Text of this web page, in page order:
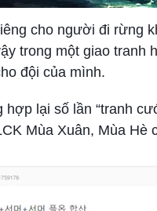
cho người đi rừng
trong một giao
đội của mình.
lại số lần “tranh
Mùa Xuân, Mùa Hè